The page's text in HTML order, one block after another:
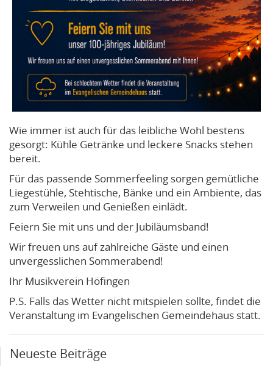
Wie immer ist auch für das leibliche Wohl bestens
gesorgt: Kühle Getränke und leckere Snacks stehen
bereit.
Für das passende Sommerfeeling sorgen gemütliche
Liegestühle, Stehtische, Bänke und ein Ambiente, das
zum Verweilen und Genießen einlädt.
Feiern Sie mit uns und der Jubiläumsband!
Wir freuen uns auf zahlreiche Gäste und einen
unvergesslichen Sommerabend!
Ihr Musikverein Höfingen
P.S. Falls das Wetter nicht mitspielen sollte, findet die
Veranstaltung im Evangelischen Gemeindehaus statt.
Neueste Beiträge